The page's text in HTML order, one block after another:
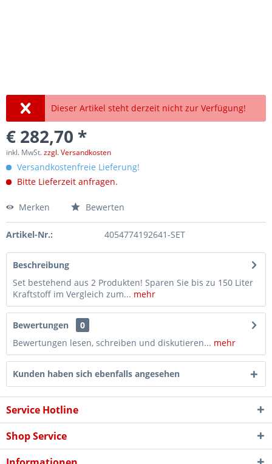
Dieser Artikel steht derzeit nicht zur Verfügung!
€ 282,70 *
inkl. MwSt.zzgl. Versandkosten
Versandkostenfreie Lieferung!
Bitte Lieferzeit anfragen.
Merken Bewerten
Artikel-Nr.: 4054774192641-SET
Beschreibung
Set bestehend aus 2 Produkten! Sparen Sie bis zu 150 Liter
Kraftstoff im Vergleich zum... mehr
Bewertungen
0
Bewertungen lesen, schreiben und diskutieren... mehr
Kunden haben sich ebenfalls angesehen
Service Hotline
Shop Service